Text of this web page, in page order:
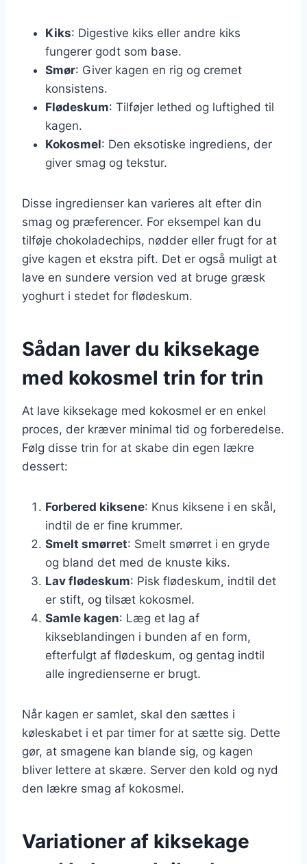
Kiks: Digestive kiks eller andre kiks
fungerer godt som base.
Smør: Giver kagen en rig og cremet
konsistens.
Flødeskum: Tilføjer lethed og luftighed til
kagen.
Kokosmel: Den eksotiske ingrediens, der
giver smag og tekstur.
Disse ingredienser kan varieres alt efter din
smag og præferencer. For eksempel kan du
tilføje chokoladechips, nødder eller frugt for at
give kagen et ekstra pift. Det er også muligt at
lave en sundere version ved at bruge græsk
yoghurt i stedet for flødeskum.
Sådan laver du kiksekage
med kokosmel trin for trin
At lave kiksekage med kokosmel er en enkel
proces, der kræver minimal tid og forberedelse.
Følg disse trin for at skabe din egen lækre
dessert:
Forbered kiksene: Knus kiksene i en skål,
indtil de er fine krummer.
Smelt smørret: Smelt smørret i en gryde
og bland det med de knuste kiks.
Lav flødeskum: Pisk flødeskum, indtil det
er stift, og tilsæt kokosmel.
Samle kagen: Læg et lag af
kikseblandingen i bunden af en form,
efterfulgt af flødeskum, og gentag indtil
alle ingredienserne er brugt.
Når kagen er samlet, skal den sættes i
køleskabet i et par timer for at sætte sig. Dette
gør, at smagene kan blande sig, og kagen
bliver lettere at skære. Server den kold og nyd
den lækre smag af kokosmel.
Variationer af kiksekage